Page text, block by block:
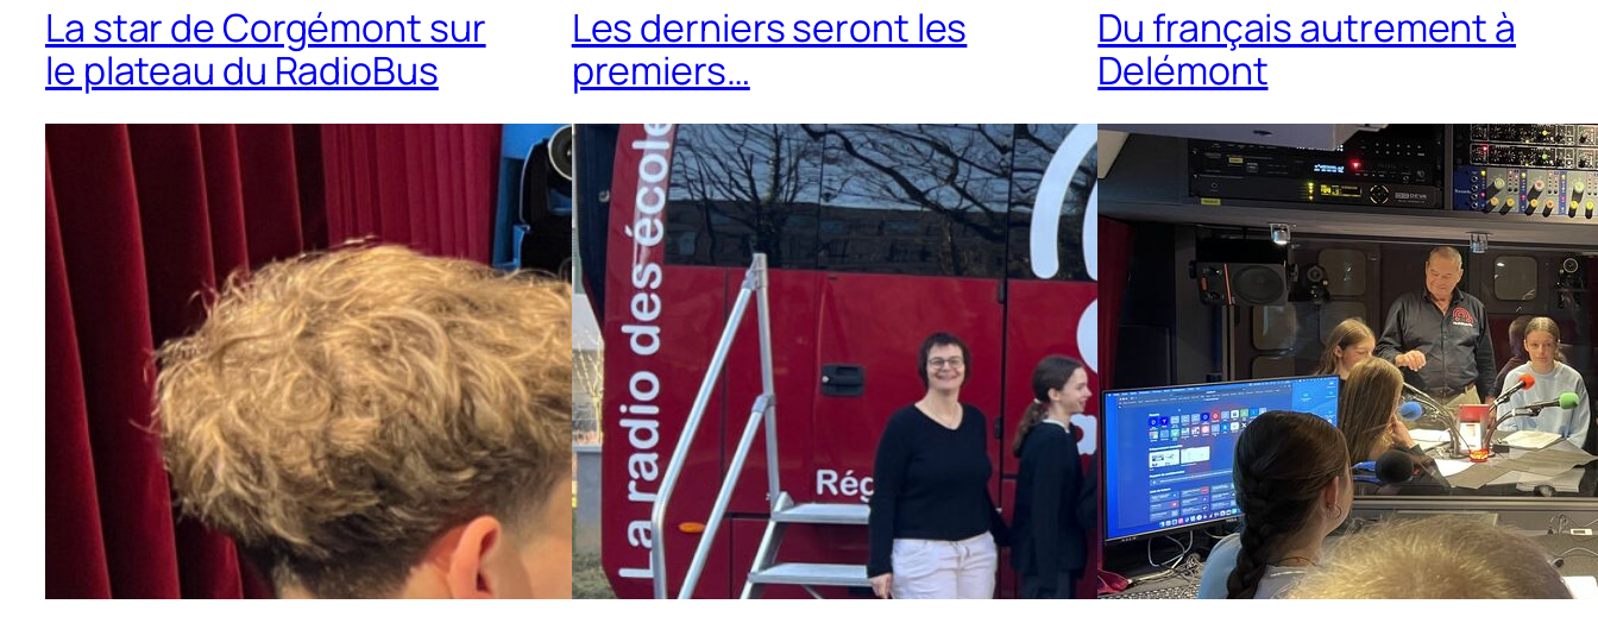
La star de Corgémont sur
le plateau du RadioBus
Les derniers seront les
premiers…
Du français autrement à
Delémont